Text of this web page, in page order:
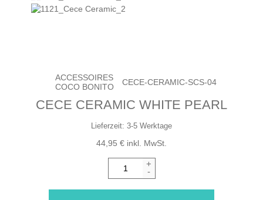
CECE-CERAMIC-SCS-04
ACCESSOIRES
COCO BONITO
CECE CERAMIC WHITE PEARL
Lieferzeit: 3-5 Werktage
44,95 € inkl. MwSt.
-
+